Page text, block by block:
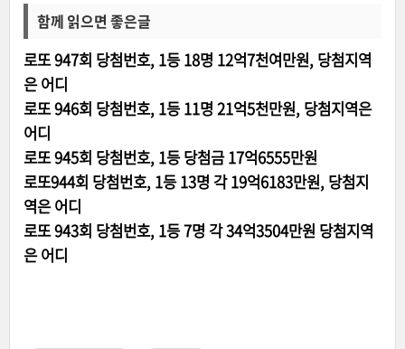
함께 읽으면 좋은글
로또 947회 당첨번호, 1등 18명 12억7천여만원, 당첨지역
은 어디
로또 946회 당첨번호, 1등 11명 21억5천만원, 당첨지역은
어디
로또 945회 당첨번호, 1등 당첨금 17억6555만원
로또944회 당첨번호, 1등 13명 각 19억6183만원, 당첨지
역은 어디
로또 943회 당첨번호, 1등 7명 각 34억3504만원 당첨지역
은 어디